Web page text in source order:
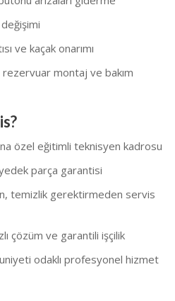
ve kaçak onarımı
montaj ve bakım
özel eğitimli teknisyen kadrosu
parça garantisi
temizlik gerektirmeden servis
çözüm ve garantili işçilik
odaklı profesyonel hizmet